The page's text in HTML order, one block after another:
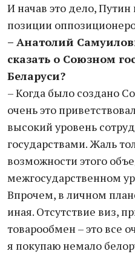
И начав это дело, Путин
позиции
– Анатолий
сказать о Союзном
Беларуси?
– Когда было создано
очень это
высокий уровень
государствами. Жаль
возможности этого
межгосударственном
Впрочем, в личном
иная. Отсутствие виз,
товарообмен – это все
я покупаю немало